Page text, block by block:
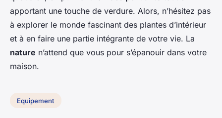
apportant une touche de verdure. Alors, n’hésitez pas
à explorer le monde fascinant des plantes d’intérieur
et à en faire une partie intégrante de votre vie. La
nature n’attend que vous pour s’épanouir dans votre
maison.
Equipement